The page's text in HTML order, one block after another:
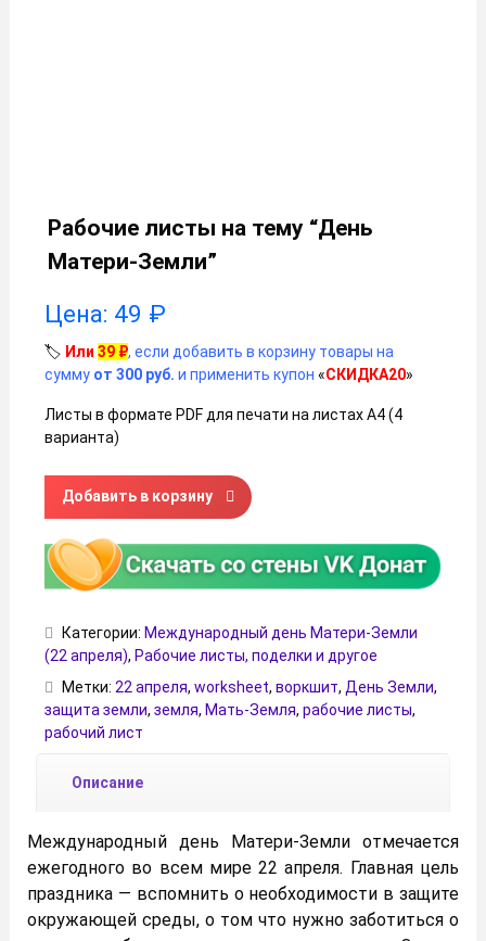
Рабочие листы на тему “День
Матери-Земли”
Цена: 49 ₽
🏷️ Или 39 ₽, если добавить в корзину товары на
сумму от 300 руб. и применить купон «СКИДКА20»
Листы в формате PDF для печати на листах А4 (4
варианта)
Количество товара Рабочие листы на тему "День
Добавить в корзину
Категории: Международный день Матери-Земли
(22 апреля), Рабочие листы, поделки и другое
Метки: 22 апреля, worksheet, воркшит, День Земли,
защита земли, земля, Мать-Земля, рабочие листы,
рабочий лист
Описание
Международный день Матери-Земли отмечается
ежегодного во всем мире 22 апреля. Главная цель
праздника — вспомнить о необходимости в защите
окружающей среды, о том что нужно заботиться о